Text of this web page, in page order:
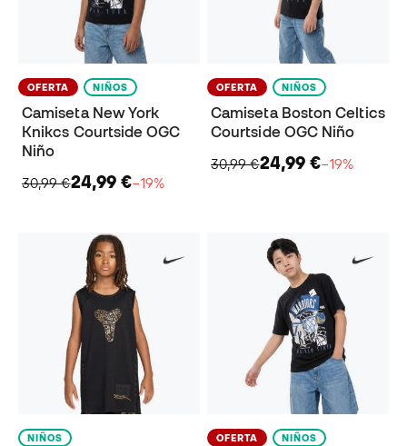
OFERTA NIÑOS
Camiseta New York
Knikcs Courtside OGC
Niño
30,99 €24,99 €−19%
OFERTA NIÑOS
Camiseta Boston Celtics
Courtside OGC Niño
30,99 €24,99 €−19%
NIÑOS OFERTA NIÑOS